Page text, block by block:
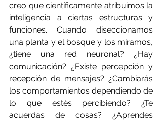
creo que científicamente atribuimos la
inteligencia a ciertas estructuras y
funciones. Cuando diseccionamos
una planta y el bosque y los miramos,
¿tiene una red neuronal? ¿Hay
comunicación? ¿Existe percepción y
recepción de mensajes? ¿Cambiarás
los comportamientos dependiendo de
lo que estés percibiendo? ¿Te
acuerdas de cosas? ¿Aprendes